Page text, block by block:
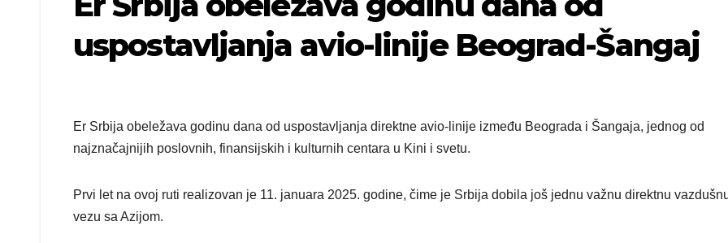
uspostavljanja avio-linije Beograd-Šangaj
Er Srbija obeležava godinu dana od uspostavljanja direktne avio-linije između Beograda i Šangaja, jednog od
najznačajnijih poslovnih, finansijskih i kulturnih centara u Kini i svetu.
Prvi let na ovoj ruti realizovan je 11. januara 2025. godine, čime je Srbija dobila još jednu važnu direktnu
vezu sa Azijom.